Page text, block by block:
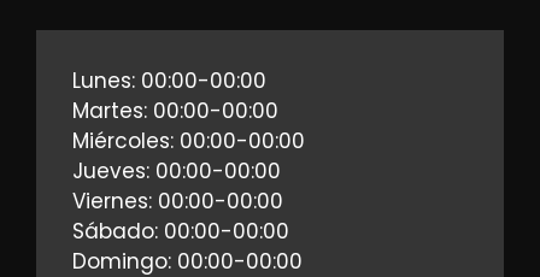
Lunes: 00:00-00:00
Martes: 00:00-00:00
Miércoles: 00:00-00:00
Jueves: 00:00-00:00
Viernes: 00:00-00:00
Sábado: 00:00-00:00
Domingo: 00:00-00:00